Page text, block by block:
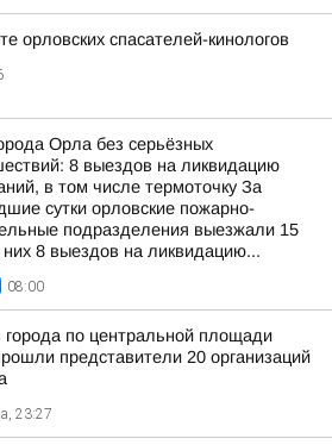
орловских спасателей-кинологов
Орла без серьёзных
8 выездов на ликвидацию
в том числе термоточку За
сутки орловские пожарно-
подразделения выезжали 15
них 8 выездов на ликвидацию...
08:00
по центральной площади
представители 20 организаций
23:27